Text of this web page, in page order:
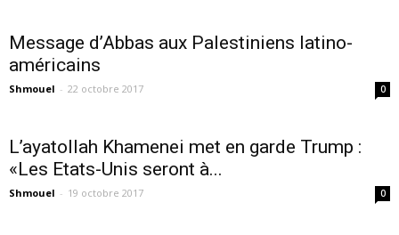
Message d’Abbas aux Palestiniens latino-
américains
Shmouel - 22 octobre 2017 0
L’ayatollah Khamenei met en garde Trump :
«Les Etats-Unis seront à...
Shmouel - 19 octobre 2017 0